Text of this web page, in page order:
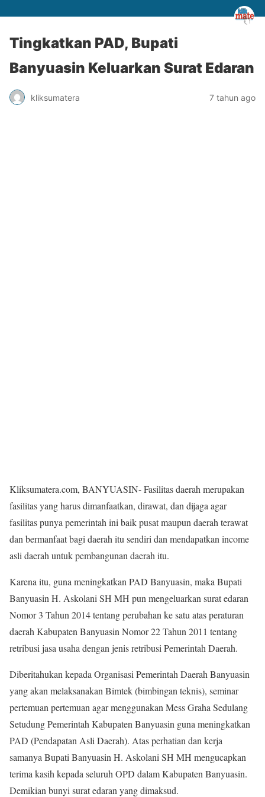
Tingkatkan PAD, Bupati
Banyuasin Keluarkan Surat Edaran
kliksumatera 7 tahun ago
Kliksumatera.com, BANYUASIN- Fasilitas daerah merupakan
fasilitas yang harus dimanfaatkan, dirawat, dan dijaga agar
fasilitas punya pemerintah ini baik pusat maupun daerah terawat
dan bermanfaat bagi daerah itu sendiri dan mendapatkan income
asli daerah untuk pembangunan daerah itu.
Karena itu, guna meningkatkan PAD Banyuasin, maka Bupati
Banyuasin H. Askolani SH MH pun mengeluarkan surat edaran
Nomor 3 Tahun 2014 tentang perubahan ke satu atas peraturan
daerah Kabupaten Banyuasin Nomor 22 Tahun 2011 tentang
retribusi jasa usaha dengan jenis retribusi Pemerintah Daerah.
Diberitahukan kepada Organisasi Pemerintah Daerah Banyuasin
yang akan melaksanakan Bimtek (bimbingan teknis), seminar
pertemuan pertemuan agar menggunakan Mess Graha Sedulang
Setudung Pemerintah Kabupaten Banyuasin guna meningkatkan
PAD (Pendapatan Asli Daerah). Atas perhatian dan kerja
samanya Bupati Banyuasin H. Askolani SH MH mengucapkan
terima kasih kepada seluruh OPD dalam Kabupaten Banyuasin.
Demikian bunyi surat edaran yang dimaksud.